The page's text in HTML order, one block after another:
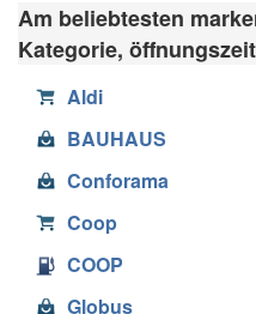
Am beliebtesten
Kategorie,
Aldi
BAUHAUS
Conforama
Coop
COOP
Globus